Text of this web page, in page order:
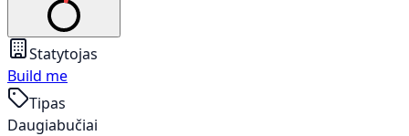
Statytojas
Build me
Tipas
Daugiabučiai